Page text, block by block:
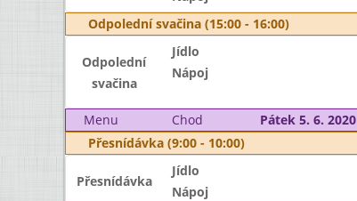
Odpolední svačina (15:00 - 16:00)
Odpolední
svačina
Jídlo
Nápoj
Menu Chod Pátek 5. 6. 2020
Přesnídávka (9:00 - 10:00)
Přesnídávka
Jídlo
Nápoj